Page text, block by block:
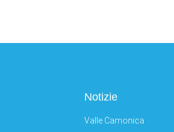
Notizie
Valle Camonica